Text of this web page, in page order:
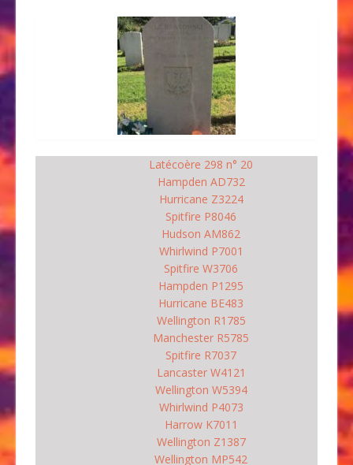
Latécoère 298 n° 20
Hampden AD732
Hurricane Z3224
Spitfire P8046
Hudson AM862
Whirlwind P7001
Spitfire W3706
Hampden P1295
Hurricane BE483
Wellington R1785
Manchester R5785
Spitfire R7037
Lancaster W4121
Wellington W5394
Whirlwind P4073
Harrow K7011
Wellington Z1387
Wellington MP542